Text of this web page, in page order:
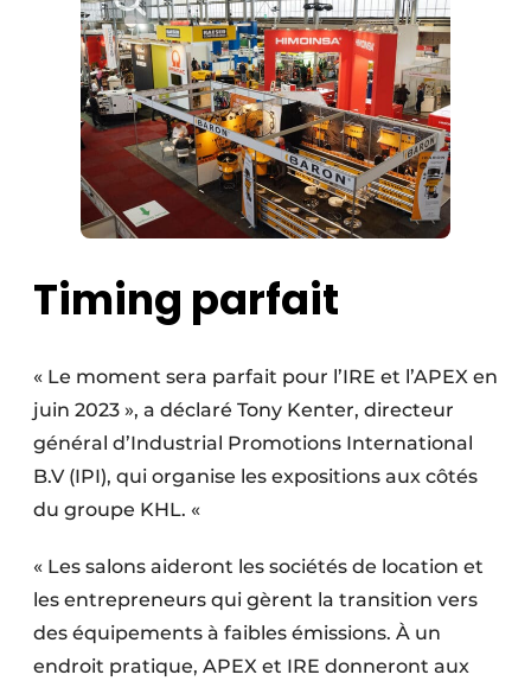
Timing parfait
« Le moment sera parfait pour l’IRE et l’APEX en
juin 2023 », a déclaré Tony Kenter, directeur
général d’Industrial Promotions International
B.V (IPI), qui organise les expositions aux côtés
du groupe KHL. «
« Les salons aideront les sociétés de location et
les entrepreneurs qui gèrent la transition vers
des équipements à faibles émissions. À un
endroit pratique, APEX et IRE donneront aux